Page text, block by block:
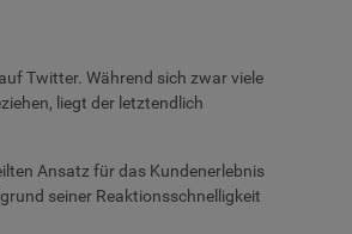
Twitter. Während sich zwar viele
liegt der letztendlich
Ansatz für das Kundenerlebnis
seiner Reaktionsschnelligkeit